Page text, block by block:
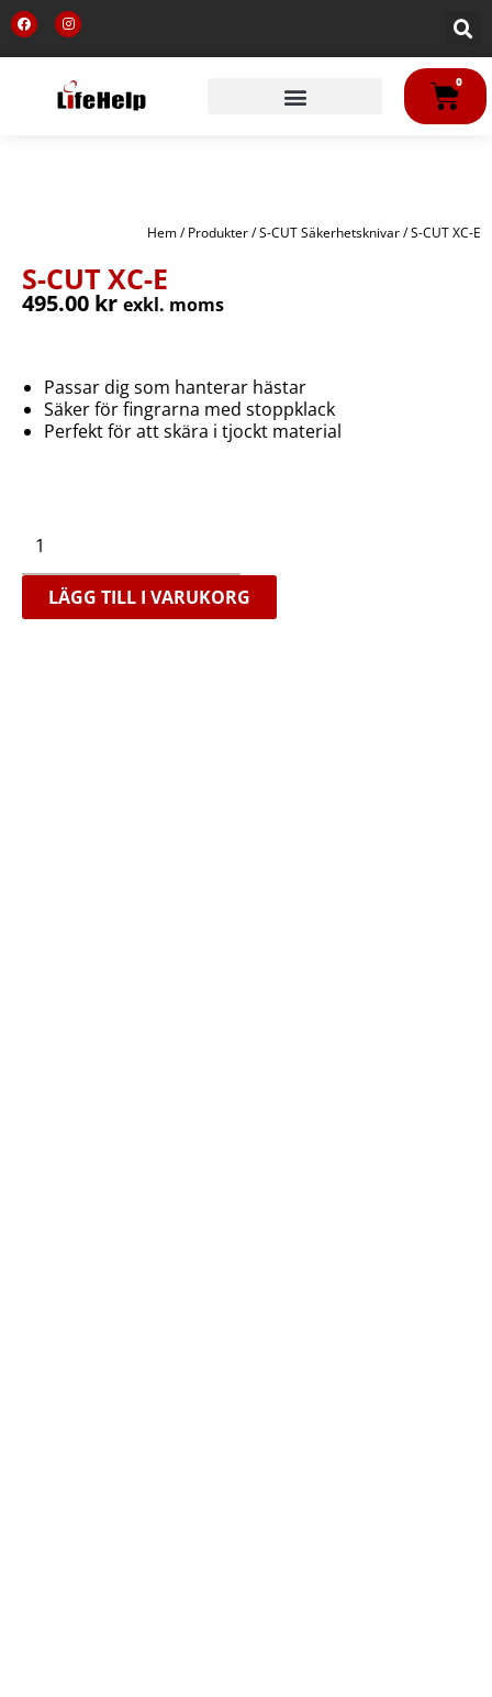
Hoppa
till
innehåll
F
a
c
e
I
n
s
t
g
r
a
0
Hem/Produkter/S-CUT Säkerhetsknivar/ S-CUT XC-E
S-CUT XC-E
495.00 kr exkl. moms
Passar dig som hanterar hästar
Säker för fingrarna med stoppklack
Perfekt för att skära i tjockt material
XC-
mängdLÄGG TILL I VARUKORG